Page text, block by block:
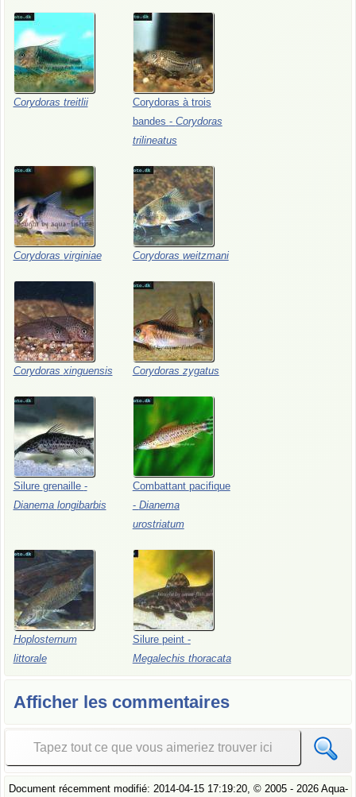
Corydoras treitlii Corydoras à trois
bandes - Corydoras
trilineatus
Corydoras virginiae Corydoras weitzmani
Corydorasxinguensis Corydoras zygatus
Silure grenaille -
Dianema longibarbis
Combattant pacifique
- Dianema
urostriatum
Hoplosternum
littorale
Silure peint -
Megalechis thoracata
Afficher les commentaires
Document récemment modifié: 2014-04-15 17:19:20, © 2005- 2026 Aqua-